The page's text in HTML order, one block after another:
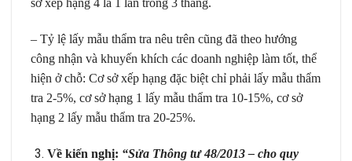
sở xếp hạng 4 là 1 lần trong 3 tháng.
– Tỷ lệ lấy mẫu thẩm tra nêu trên cũng đã theo hướng
công nhận và khuyến khích các doanh nghiệp làm tốt, thể
hiện ở chỗ: Cơ sở xếp hạng đặc biệt chỉ phải lấy mẫu thẩm
tra 2-5%, cơ sở hạng 1 lấy mẫu thẩm tra 10-15%, cơ sở
hạng 2 lấy mẫu thẩm tra 20-25%.
Về kiến nghị: “Sửa Thông tư 48/2013 – cho quy